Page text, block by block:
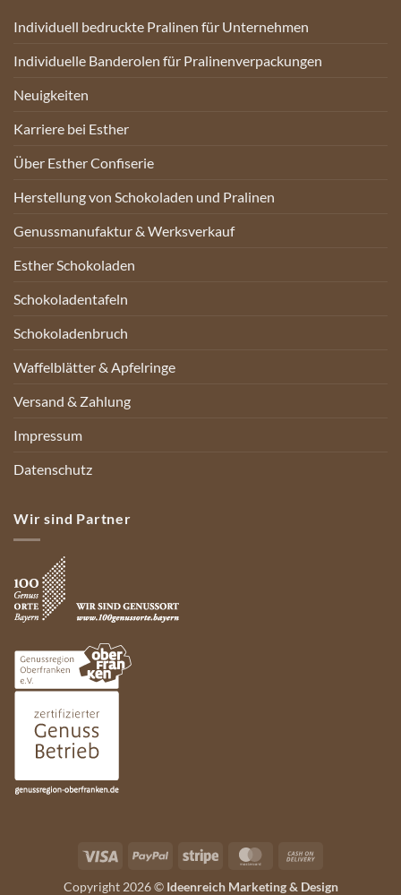
Individuell bedruckte Pralinen für Unternehmen
Individuelle Banderolen für Pralinenverpackungen
Neuigkeiten
Karriere bei Esther
Über Esther Confiserie
Herstellung von Schokoladen und Pralinen
Genussmanufaktur & Werksverkauf
Esther Schokoladen
Schokoladentafeln
Schokoladenbruch
Waffelblätter & Apfelringe
Versand & Zahlung
Impressum
Datenschutz
Wir sind Partner
Visa PayPal Stripe MasterCard
Copyright 2026 © Ideenreich Marketing & Design